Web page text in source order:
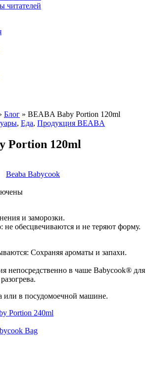
читателей
Блог » BEABA Baby Portion 120ml
, Еда, Продукция BEABA
Portion 120ml
Beaba Babycook
и заморозки.
не обесцвечиваются и не теряют форму.
Сохраняя ароматы и запахи.
непосредственно в чаше Babycook® для
или в посудомоечной машине.
Portion 240ml
Bag